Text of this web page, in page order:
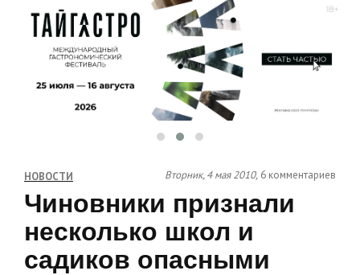
НОВОСТИ Вторник, 4 мая 2010, 6 комментариев
Чиновники признали
несколько школ и
садиков опасными